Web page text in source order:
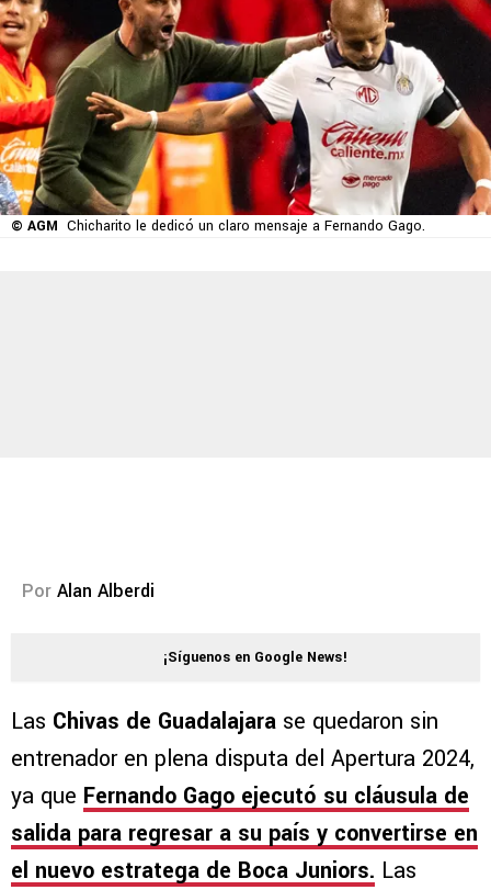
© AGM Chicharito le dedicó un claro mensaje a Fernando Gago.
Por Alan Alberdi
¡Síguenos en Google News!
Las Chivas de Guadalajara se quedaron sin
entrenador en plena disputa del Apertura 2024,
ya que Fernando Gago ejecutó su cláusula de
salida para regresar a su país y convertirse en
el nuevo estratega de Boca Juniors. Las